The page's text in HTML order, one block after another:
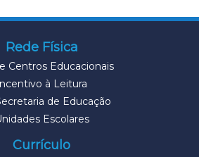
Rede Física
Centros Educacionais
Incentivo à Leitura
de Educação
Escolares
Currículo